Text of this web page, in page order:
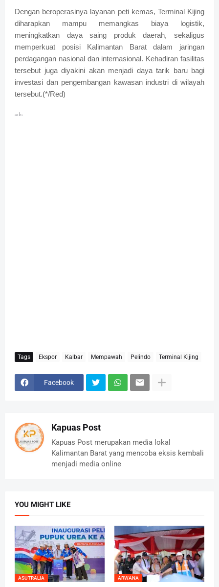
Dengan beroperasinya layanan peti kemas, Terminal Kijing
diharapkan mampu memangkas biaya logistik,
meningkatkan daya saing produk daerah, sekaligus
memperkuat posisi Kalimantan Barat dalam jaringan
perdagangan nasional dan internasional. Kehadiran fasilitas
tersebut juga diyakini akan menjadi daya tarik baru bagi
investasi dan pengembangan kawasan industri di wilayah
tersebut.(*/Red)
ads
Tags Ekspor Kalbar Mempawah Pelindo Terminal Kijing
Facebook
Kapuas Post
Kapuas Post merupakan media lokal
Kalimantan Barat yang mencoba eksis kembali
menjadi media online
YOU MIGHT LIKE
ASUTRALIA ARWANA